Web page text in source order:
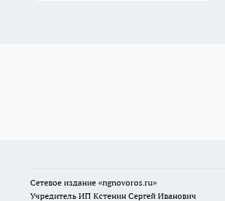
Сетевое издание «ngnovoros.ru»
Учредитель ИП Кстенин Сергей Иванович